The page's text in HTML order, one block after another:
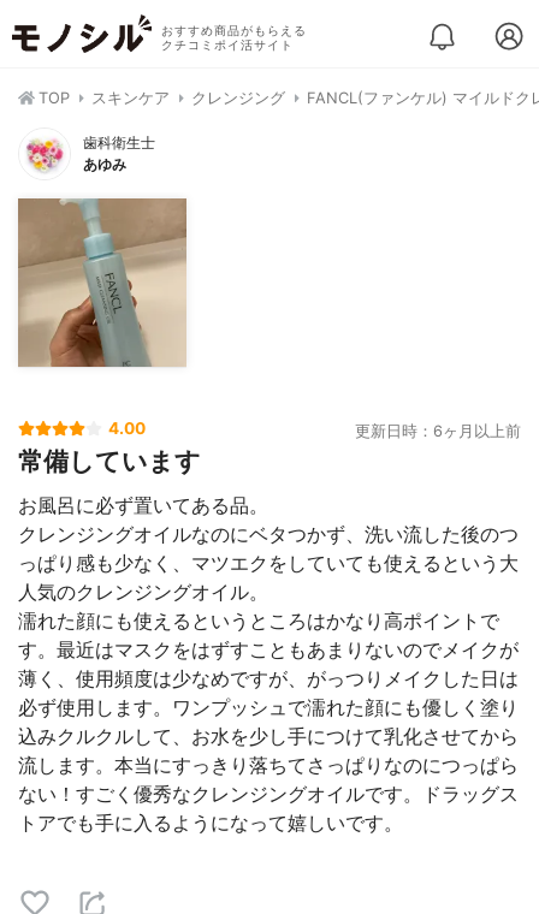
おすすめ商品がもらえる
クチコミポイ活サイト
TOP スキンケア クレンジング FANCL(ファンケル) マイルドク
歯科衛生士
あゆみ
4.00 更新日時：6ヶ月以上前
常備しています
お風呂に必ず置いてある品。
クレンジングオイルなのにベタつかず、洗い流した後のつ
っぱり感も少なく、マツエクをしていても使えるという大
人気のクレンジングオイル。
濡れた顔にも使えるというところはかなり高ポイントで
す。最近はマスクをはずすこともあまりないのでメイクが
薄く、使用頻度は少なめですが、がっつりメイクした日は
必ず使用します。ワンプッシュで濡れた顔にも優しく塗り
込みクルクルして、お水を少し手につけて乳化させてから
流します。本当にすっきり落ちてさっぱりなのにつっぱら
ない！すごく優秀なクレンジングオイルです。ドラッグス
トアでも手に入るようになって嬉しいです。